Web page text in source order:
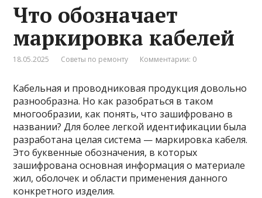
Что обозначает
маркировка кабелей
18.05.2025 Советы по ремонту Комментарии: 0
Кабельная и проводниковая продукция довольно
разнообразна. Но как разобраться в таком
многообразии, как понять, что зашифровано в
названии? Для более легкой идентификации была
разработана целая система — маркировка кабеля.
Это буквенные обозначения, в которых
зашифрована основная информация о материале
жил, оболочек и области применения данного
конкретного изделия.